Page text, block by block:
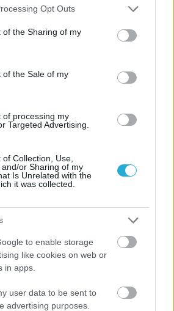
app uses one or more Google
or usage behaviour. You may click to
to Google and its third-party tags to
specified purposes in below Google
Opt Outs
of the Sharing of my
of the Sale of my
of processing my
Targeted Advertising.
Collection, Use,
or Sharing of my
Is Unrelated with the
it was collected.
to enable storage
like cookies on web or
in apps.
user data to be sent to
advertising purposes.
#ΜΠΟΥΡΜΠΑΚΗΣ